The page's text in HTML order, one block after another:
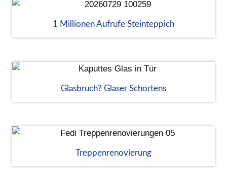
1 Millionen Aufrufe Steinteppich
Glasbruch? Glaser Schortens
Treppenrenovierung